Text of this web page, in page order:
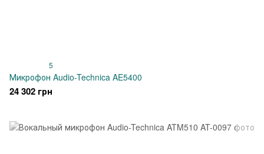
5
Микрофон Audio-Technica AE5400
24 302 грн